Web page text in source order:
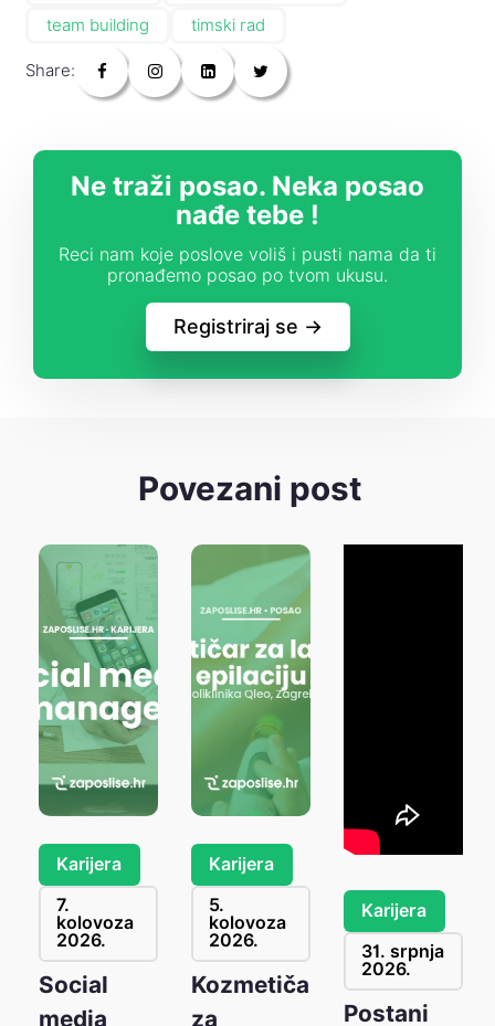
team building
timski rad
Share:
Ne traži posao. Neka posao
nađe tebe !
Reci nam koje poslove voliš i pusti nama da ti
pronađemo posao po tvom ukusu.
Registriraj se ->
Povezani post
Karijera
7.
kolovoza
2026.
Social
media
Karijera
5.
kolovoza
2026.
Kozmetičar
za
Karijera
31. srpnja
2026.
Postani